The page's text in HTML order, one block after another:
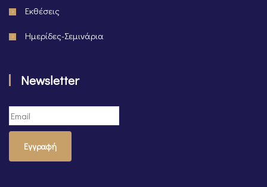
Εκθέσεις
Ημερίδες-Σεμινάρια
Newsletter
Εγγραφή